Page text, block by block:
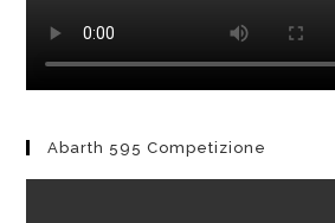
Abarth 595 Competizione